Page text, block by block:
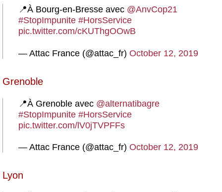
📍À Bourg-en-Bresse avec @AnvCop21
#StopImpunite #HorsService
pic.twitter.com/cKUThgOOwB
— Attac France (@attac_fr) October 12, 2019
Grenoble
📍À Grenoble avec @alternatibagre
#StopImpunite #HorsService
pic.twitter.com/lV0jTVPFFs
— Attac France (@attac_fr) October 12, 2019
Lyon